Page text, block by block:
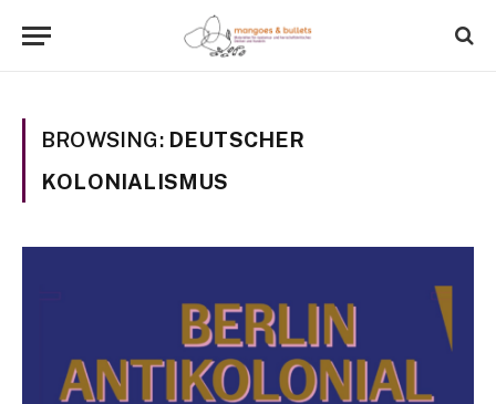
BROWSING: DEUTSCHER
KOLONIALISMUS